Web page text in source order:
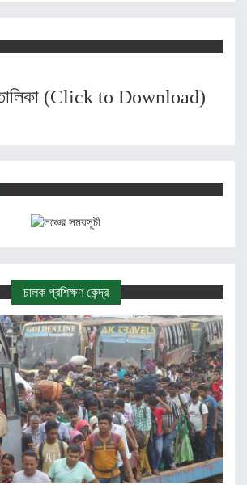
(Click to Download)
চালক প্রশিক্ষণ কেন্দ্র